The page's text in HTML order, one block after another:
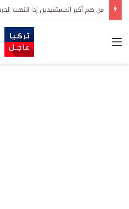
من هم أكبر المستفيدين إذا انتهت
القائمة